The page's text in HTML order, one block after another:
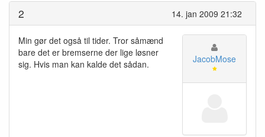
14. jan 2009 21:32
2
Min gør det også til tider. Tror såmænd
bare det er bremserne der lige løsner
sig. Hvis man kan kalde det sådan.
JacobMose